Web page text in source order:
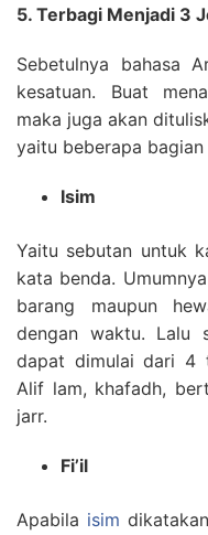
5. Terbagi Menjadi 3
Sebetulnya bahasa
kesatuan. Buat
maka juga akan
yaitu beberapa
Isim
Yaitu sebutan untuk
kata benda.
barang maupun
dengan waktu. Lalu
dapat dimulai dari 4
Alif lam, khafadh,
jarr.
Fi’il
Apabila isim